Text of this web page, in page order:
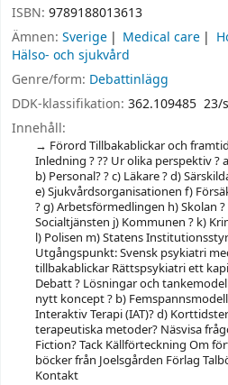
ISBN: 9789188013613
Ämnen: Sverige Medical care
Hälso- och sjukvård
Genre/form: Debattinlägg
DDK-klassifikation: 362.109485 23/
Innehåll:
Förord Tillbakablickar och
Inledning ? ?? Ur olika perspektiv ?
b) Personal? ? c) Läkare ? d)
e) Sjukvårdsorganisationen f)
? g) Arbetsförmedlingen h) Skolan ?
Socialtjänsten j) Kommunen ? k)
l) Polisen m) Statens
Utgångspunkt: Svensk psykiatri
tillbakablickar Rättspsykiatri ett
Debatt ? Lösningar och
nytt koncept ? b)
Interaktiv Terapi (IAT)? d)
terapeutiska metoder? Näsvisa
Fiction? Tack Källförteckning Om
böcker från Joelsgården Förlag
Kontakt